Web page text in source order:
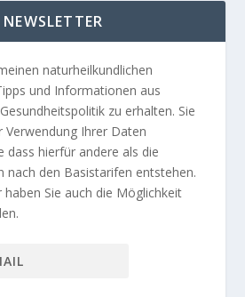
naturheilkundlichen
und Informationen aus
zu erhalten. Sie
Ihrer Daten
dass hierfür andere als die
nach den Basistarifen entstehen.
Sie auch die Möglichkeit